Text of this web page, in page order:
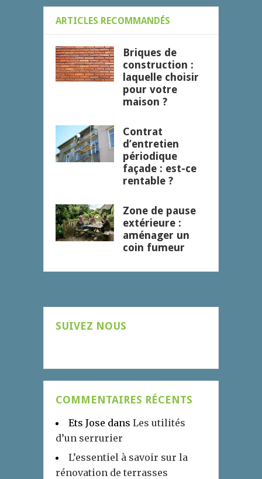
ARTICLES RECOMMANDÉS
Briques de
construction :
laquelle choisir
pour votre
maison ?
Contrat
d’entretien
périodique
façade : est-ce
rentable ?
Zone de pause
extérieure :
aménager un
coin fumeur
SUIVEZ NOUS
COMMENTAIRES RÉCENTS
Ets Jose dans Les utilités
d’un serrurier
L’essentiel à savoir sur la
rénovation de terrasses